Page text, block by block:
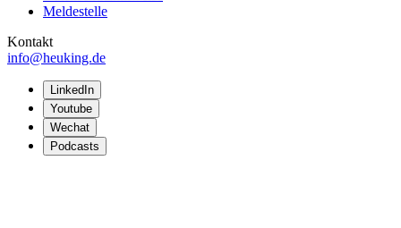
Meldestelle
Kontakt
info@heuking.de
LinkedIn
Youtube
Wechat
Podcasts